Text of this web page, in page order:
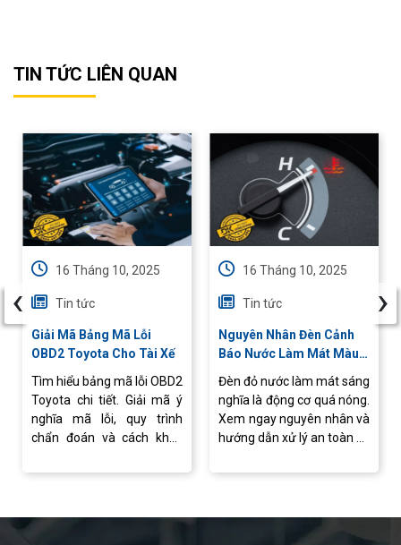
TIN TỨC LIÊN QUAN
16 Tháng 10, 2025
Tin tức
Giải Mã Bảng Mã Lỗi
OBD2 Toyota Cho Tài Xế
Tìm hiểu bảng mã lỗi OBD2
Toyota chi tiết. Giải mã ý
nghĩa mã lỗi, quy trình
chẩn đoán và cách khắc
16 Tháng 10, 2025
Tin tức
Nguyên Nhân Đèn Cảnh
Báo Nước Làm Mát Màu
Đỏ Bật Sáng
Đèn đỏ nước làm mát sáng
nghĩa là động cơ quá nóng.
Xem ngay nguyên nhân và
hướng dẫn xử lý an toàn để
‹ ›